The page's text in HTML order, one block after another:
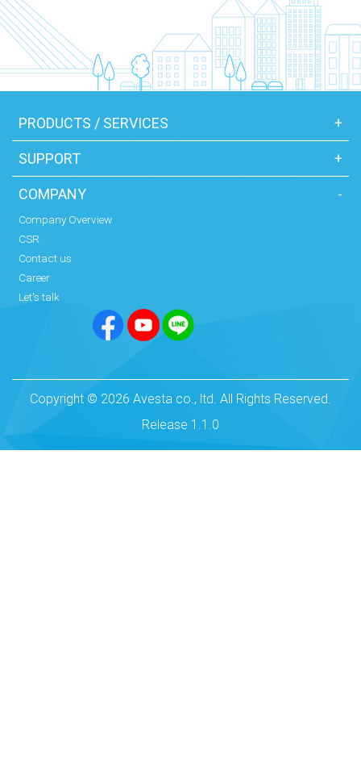
PRODUCTS / SERVICES +
SUPPORT +
COMPANY -
Company Overview
CSR
Contact us
Career
Let's talk
Copyright © 2026 Avesta co., ltd. All Rights Reserved.
Release 1.1.0